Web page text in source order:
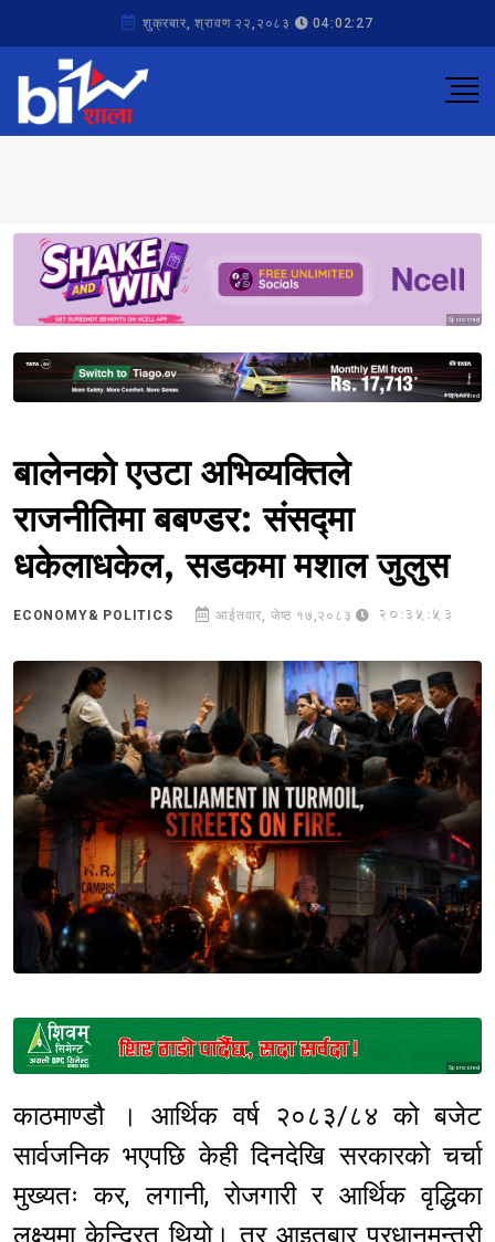
शुक्रबार, श्रावण २२,२०८३ 04:02:27
Sponsored
Sponsored
बालेनको एउटा अभिव्यक्तिले
राजनीतिमा बबण्डर: संसद्मा
धकेलाधकेल, सडकमा मशाल जुलुस
ECONOMY& POLITICS आईतवार, जेष्ठ १७,२०८३ 20:35:53
Sponsored
काठमाण्डौ । आर्थिक वर्ष २०८३/८४ को बजेट
सार्वजनिक भएपछि केही दिनदेखि सरकारको चर्चा
मुख्यतः कर, लगानी, रोजगारी र आर्थिक वृद्धिका
लक्ष्यमा केन्द्रित थियो। तर आइतबार प्रधानमन्त्री